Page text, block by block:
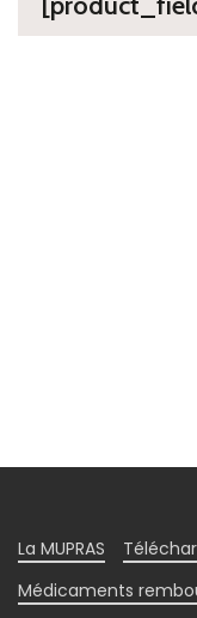
La MUPRAS
Médicaments